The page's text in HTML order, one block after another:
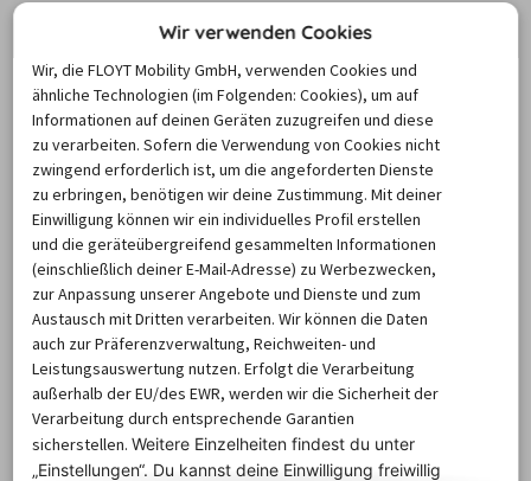
machen. Entsprechend häufig ist in diesen Wochen der
Wunsch, in Neumünster ein Auto zu mieten. Gleiches gilt
für den Ferienmonat August. Zu diesen Zeiten ist die
Nachfrage hoch und günstige Deals sind häufig schnell
ausgebucht. Sie können deshalb Geld sparen, wenn Sie
einen Mietwagen in den Zeiten mit geringerer Nachfrage
buchen und die Spitzenzeiten vermeiden. Wie in vielen
Alltagssituationen gilt auch hier: Wer zuerst kommt,
sichert sich den günstigsten Deal.
Einen Mietwagen für einen oder
mehrere Tage in Neumünster
mieten
Wir verwenden Cookies
Wir, die FLOYT Mobility GmbH, verwenden Cookies und
ähnliche Technologien (im Folgenden: Cookies), um auf
Informationen auf deinen Geräten zuzugreifen und diese
zu verarbeiten. Sofern die Verwendung von Cookies nicht
zwingend erforderlich ist, um die angeforderten Dienste
zu erbringen, benötigen wir deine Zustimmung. Mit deiner
Einwilligung können wir ein individuelles Profil erstellen
und die geräteübergreifend gesammelten Informationen
(einschließlich deiner E-Mail-Adresse) zu Werbezwecken,
zur Anpassung unserer Angebote und Dienste und zum
Austausch mit Dritten verarbeiten. Wir können die Daten
auch zur Präferenzverwaltung, Reichweiten- und
Leistungsauswertung nutzen. Erfolgt die Verarbeitung
außerhalb der EU/des EWR, werden wir die Sicherheit der
Verarbeitung durch entsprechende Garantien
sicherstellen.Weitere Einzelheiten findest du unter
„Einstellungen“. Du kannst deine Einwilligung freiwillig